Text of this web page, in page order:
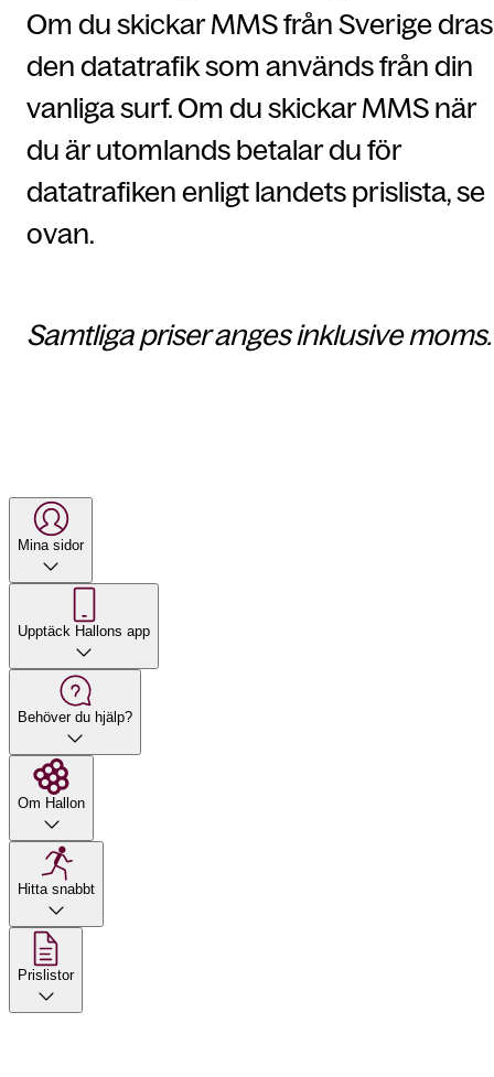
Om du skickar MMS från Sverige dras
den datatrafik som används från din
vanliga surf. Om du skickar MMS när
du är utomlands betalar du för
datatrafiken enligt landets prislista, se
ovan.
Samtliga priser anges inklusive moms.
Mina sidor
Upptäck Hallons app
Behöver du hjälp?
Om Hallon
Hitta snabbt
Prislistor